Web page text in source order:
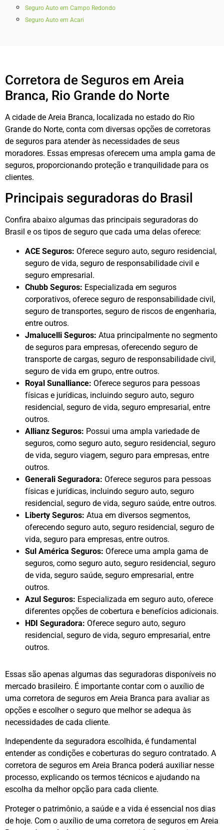
Seguro Auto em Campo Redondo
Seguro Auto em Acari
Corretora de Seguros em Areia
Branca, Rio Grande do Norte
A cidade de Areia Branca, localizada no estado do Rio
Grande do Norte, conta com diversas opções de corretoras
de seguros para atender às necessidades de seus
moradores. Essas empresas oferecem uma ampla gama de
seguros, proporcionando proteção e tranquilidade para os
clientes.
Principais seguradoras do Brasil
Confira abaixo algumas das principais seguradoras do
Brasil e os tipos de seguro que cada uma delas oferece:
ACE Seguros: Oferece seguro auto, seguro residencial,
seguro de vida, seguro de responsabilidade civil e
seguro empresarial.
Chubb Seguros: Especializada em seguros
corporativos, oferece seguro de responsabilidade civil,
seguro de transportes, seguro de riscos de engenharia,
entre outros.
Jmalucelli Seguros: Atua principalmente no segmento
de seguros para empresas, oferecendo seguro de
transporte de cargas, seguro de responsabilidade civil,
seguro de vida em grupo, entre outros.
Royal Sunalliance: Oferece seguros para pessoas
físicas e jurídicas, incluindo seguro auto, seguro
residencial, seguro de vida, seguro empresarial, entre
outros.
Allianz Seguros: Possui uma ampla variedade de
seguros, como seguro auto, seguro residencial, seguro
de vida, seguro viagem, seguro para empresas, entre
outros.
Generali Seguradora: Oferece seguros para pessoas
físicas e jurídicas, incluindo seguro auto, seguro
residencial, seguro de vida, seguro saúde, entre outros.
Liberty Seguros: Atua em diversos segmentos,
oferecendo seguro auto, seguro residencial, seguro de
vida, seguro para empresas, entre outros.
Sul América Seguros: Oferece uma ampla gama de
seguros, como seguro auto, seguro residencial, seguro
de vida, seguro saúde, seguro empresarial, entre
outros.
Azul Seguros: Especializada em seguro auto, oferece
diferentes opções de cobertura e benefícios adicionais.
HDI Seguradora: Oferece seguro auto, seguro
residencial, seguro de vida, seguro empresarial, entre
outros.
Essas são apenas algumas das seguradoras disponíveis no
mercado brasileiro. É importante contar com o auxílio de
uma corretora de seguros em Areia Branca para avaliar as
opções e escolher o seguro que melhor se adequa às
necessidades de cada cliente.
Independente da seguradora escolhida, é fundamental
entender as condições e coberturas do seguro contratado. A
corretora de seguros em Areia Branca poderá auxiliar nesse
processo, explicando os termos técnicos e ajudando na
escolha da melhor opção para cada cliente.
Proteger o patrimônio, a saúde e a vida é essencial nos dias
de hoje. Com o auxílio de uma corretora de seguros em Areia